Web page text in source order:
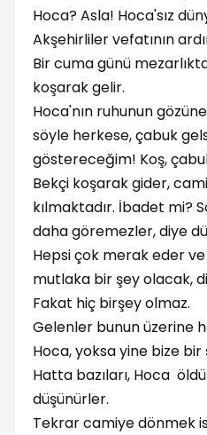
Hoca? Asla! Hoca'sız
Akşehirliler vefatının
Bir cuma günü
koşarak gelir.
Hoca'nın ruhunun
söyle herkese, çabuk
göstereceğim! Koş,
Bekçi koşarak gider,
kılmaktadır. İbadet mi?
daha göremezler, diye
Hepsi çok merak eder
mutlaka bir şey olacak,
Fakat hiç birşey olmaz.
Gelenler bunun üzerine
Hoca, yoksa yine bize bir
Hatta bazıları, Hoca
düşünürler.
Tekrar camiye dönmek